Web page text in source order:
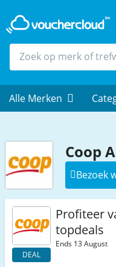
Alle Merken
Coop
Bezoek
DEAL
Profiteer
topdeals
Ends 13 August